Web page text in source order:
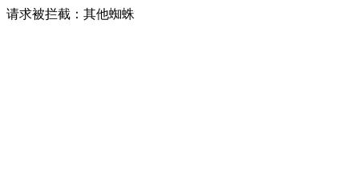
请求被拦截：其他蜘蛛